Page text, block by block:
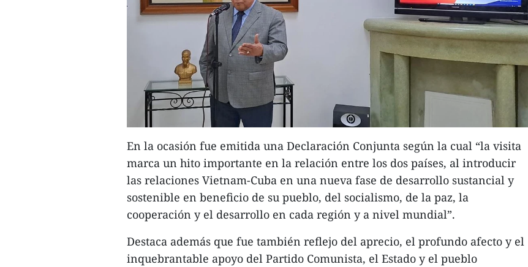
En la ocasión fue emitida una Declaración Conjunta según la cual “la visita
marca un hito importante en la relación entre los dos países, al introducir
las relaciones Vietnam-Cuba en una nueva fase de desarrollo sustancial y
sostenible en beneficio de su pueblo, del socialismo, de la paz, la
cooperación y el desarrollo en cada región y a nivel mundial”.
Destaca además que fue también reflejo del aprecio, el profundo afecto y el
inquebrantable apoyo del Partido Comunista, el Estado y el pueblo